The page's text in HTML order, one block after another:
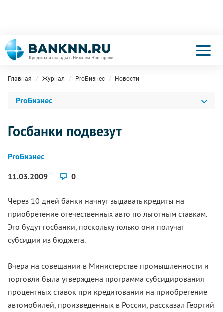
Главная Журнал ProБизнес Новости
ProБизнес
Госбанки подвезут
ProБизнес
11.03.2009
0
Через 10 дней банки начнут выдавать кредиты на
приобретение отечественных авто по льготным ставкам.
Это будут госбанки, поскольку только они получат
субсидии из бюджета.
Вчера на совещании в Министерстве промышленности и
торговли была утверждена программа субсидирования
процентных ставок при кредитовании на приобретение
автомобилей, произведенных в России, рассказал Георгий